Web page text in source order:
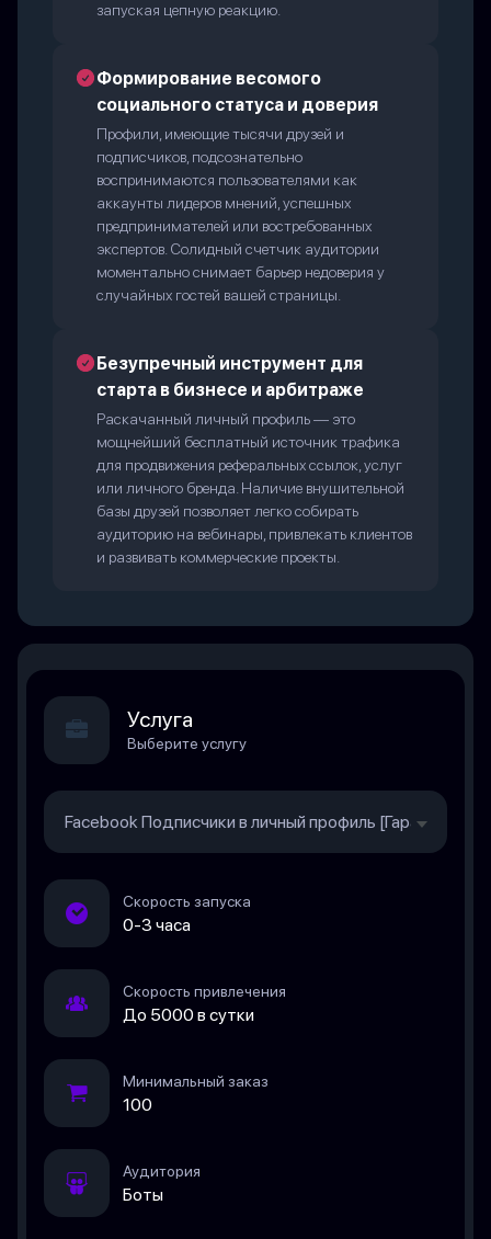
запуская цепную реакцию.
Формирование весомого
социального статуса и доверия
Профили, имеющие тысячи друзей и
подписчиков, подсознательно
воспринимаются пользователями как
аккаунты лидеров мнений, успешных
предпринимателей или востребованных
экспертов. Солидный счетчик аудитории
моментально снимает барьер недоверия у
случайных гостей вашей страницы.
Безупречный инструмент для
старта в бизнесе и арбитраже
Раскачанный личный профиль — это
мощнейший бесплатный источник трафика
для продвижения реферальных ссылок, услуг
или личного бренда. Наличие внушительной
базы друзей позволяет легко собирать
аудиторию на вебинары, привлекать клиентов
и развивать коммерческие проекты.
Услуга
Выберите услугу
Facebook Подписчики в личный профиль [Гарантия
Скорость запуска
0-3 часа
Скорость привлечения
До 5000 в сутки
Минимальный заказ
100
Аудитория
Боты